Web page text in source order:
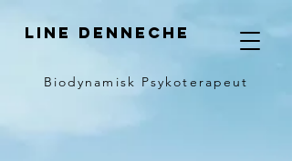
LINE DENNECHE
Biodynamisk Psykoterapeut